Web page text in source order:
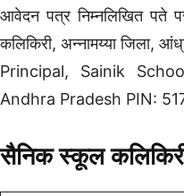
आवेदन पत्र निम्नलिखित पते
कलिकिरी, अन्नामय्या जिला,
Principal, Sainik
Andhra Pradesh PIN:
सैनिक स्कूल कलिकिरी